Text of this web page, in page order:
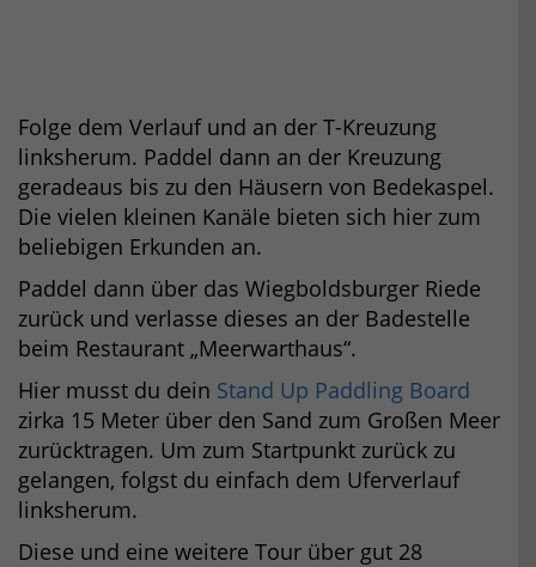
Folge dem Verlauf und an der T-Kreuzung
linksherum. Paddel dann an der Kreuzung
geradeaus bis zu den Häusern von Bedekaspel.
Die vielen kleinen Kanäle bieten sich hier zum
beliebigen Erkunden an.
Paddel dann über das Wiegboldsburger Riede
zurück und verlasse dieses an der Badestelle
beim Restaurant „Meerwarthaus“.
Hier musst du dein Stand Up Paddling Board
zirka 15 Meter über den Sand zum Großen Meer
zurücktragen. Um zum Startpunkt zurück zu
gelangen, folgst du einfach dem Uferverlauf
linksherum.
Diese und eine weitere Tour über gut 28